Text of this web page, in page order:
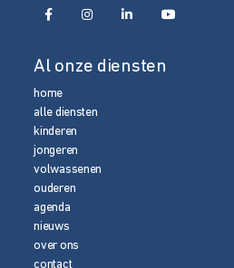
Al onze diensten
home
alle diensten
kinderen
jongeren
volwassenen
ouderen
agenda
nieuws
over ons
contact